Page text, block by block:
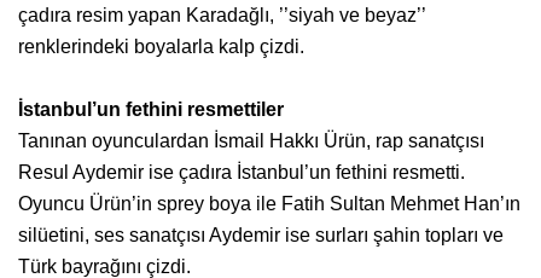
çadıra resim yapan Karadağlı, ’’siyah ve beyaz’’
renklerindeki boyalarla kalp çizdi.
İstanbul’un fethini resmettiler
Tanınan oyunculardan İsmail Hakkı Ürün, rap sanatçısı
Resul Aydemir ise çadıra İstanbul’un fethini resmetti.
Oyuncu Ürün’in sprey boya ile Fatih Sultan Mehmet Han’ın
silüetini, ses sanatçısı Aydemir ise surları şahin topları ve
Türk bayrağını çizdi.